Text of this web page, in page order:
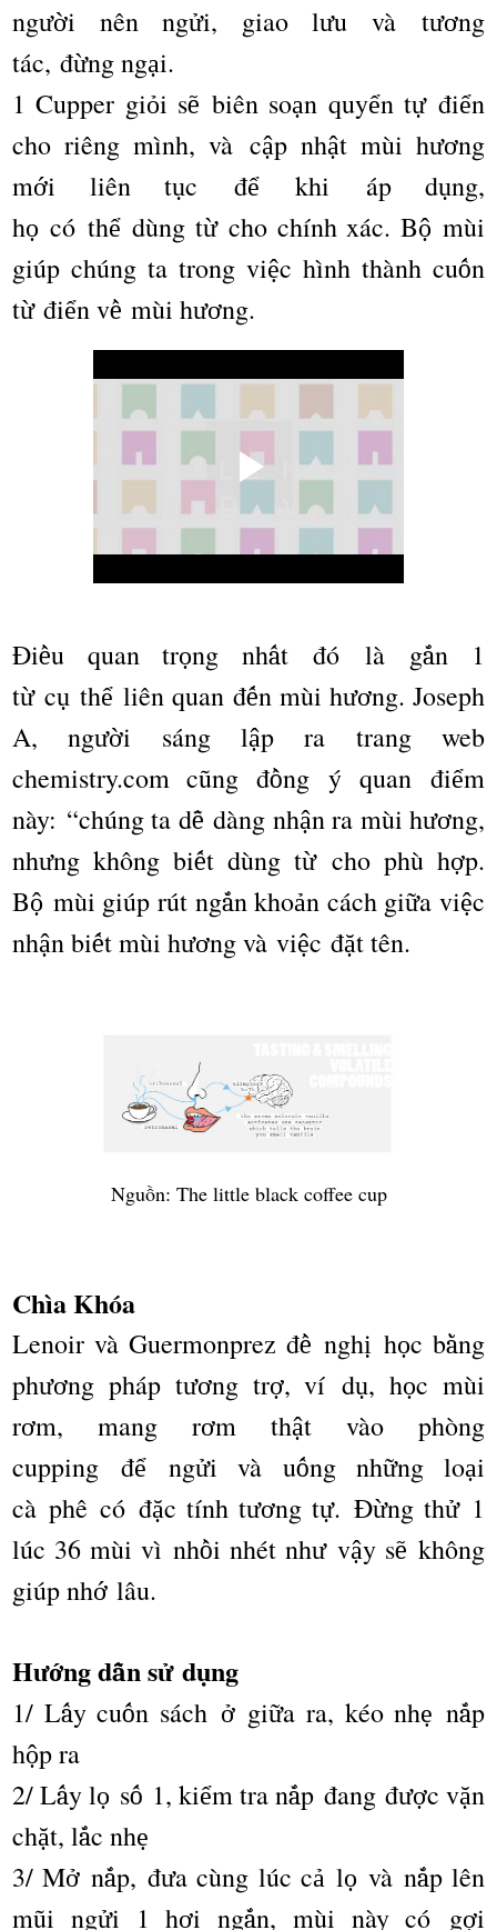
người nên ngửi, giao lưu và tương
tác, đừng ngại.
1 Cupper giỏi sẽ biên soạn quyển tựđiển
cho riêng mình, và cập nhật mùi hương
mới liên tục để khi áp dụng,
họ có thể dùng từ cho chính xác. Bộ mùi
giúp chúng ta trong việc hình thành cuốn
từđiển về mùi hương.
Điều quan trọng nhấtđó là gắn 1
từ cụ thể liên quanđến mùi hương. Joseph
A, người sáng lập ra trang web
chemistry.com cũng đồng ýquan điểm
này: “chúng ta dễ dàng nhận ra mùi hương,
nhưng không biết dùng từ cho phù hợp.
Bộ mùi giúp rút ngắn khoản cách giữa việc
nhận biết mùi hương và việc đặt tên.
Nguồn: The little black coffee cup
Chìa Khóa
Lenoir và Guermonprez đề nghị học bằng
phương pháp tương trợ, vídụ, học mùi
rơm, mang rơm thật vào phòng
cupping để ngửi vàuống những loại
càphêcó đặc tính tương tự. Đừng thử 1
lúc 36 mùi vì nhồi nhét như vậy sẽ không
giúp nhớ lâu.
Hướng dẫn sử dụng
1/ Lấy cuốn sách ở giữa ra, kéo nhẹ nắp
hộp ra
2/ Lấy lọ số 1, kiểm tra nắp đangđược vặn
chặt, lắc nhẹ
3/ Mở nắp, đưa cùng lúc cả lọ và nắp lên
mũi ngửi 1 hơi ngắn, mùi này có gợi